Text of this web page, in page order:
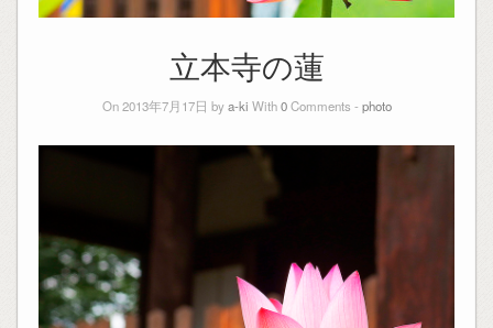
立本寺の蓮
On 2013年7月17日 bya-ki With0Comments - photo